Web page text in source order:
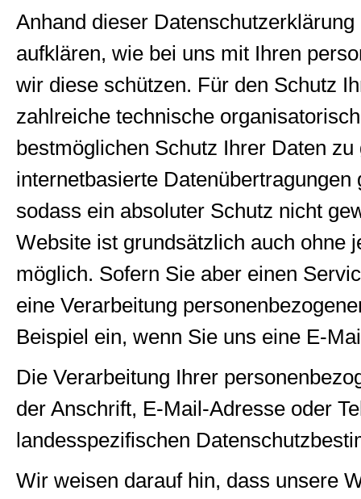
Anhand dieser
aufklären, wie bei uns mit Ihren
wir diese schützen. Für den Schutz
zahlreiche technische
bestmöglichen Schutz Ihrer Daten
internetbasierte
sodass ein absoluter Schutz nicht
Website ist grundsätzlich auch ohne
möglich. Sofern Sie aber einen
eine Verarbeitung
Beispiel ein, wenn Sie uns eine E-
Die Verarbeitung Ihrer
der Anschrift, E-Mail-Adresse oder
landesspezifischen
Wir weisen darauf hin, dass unsere